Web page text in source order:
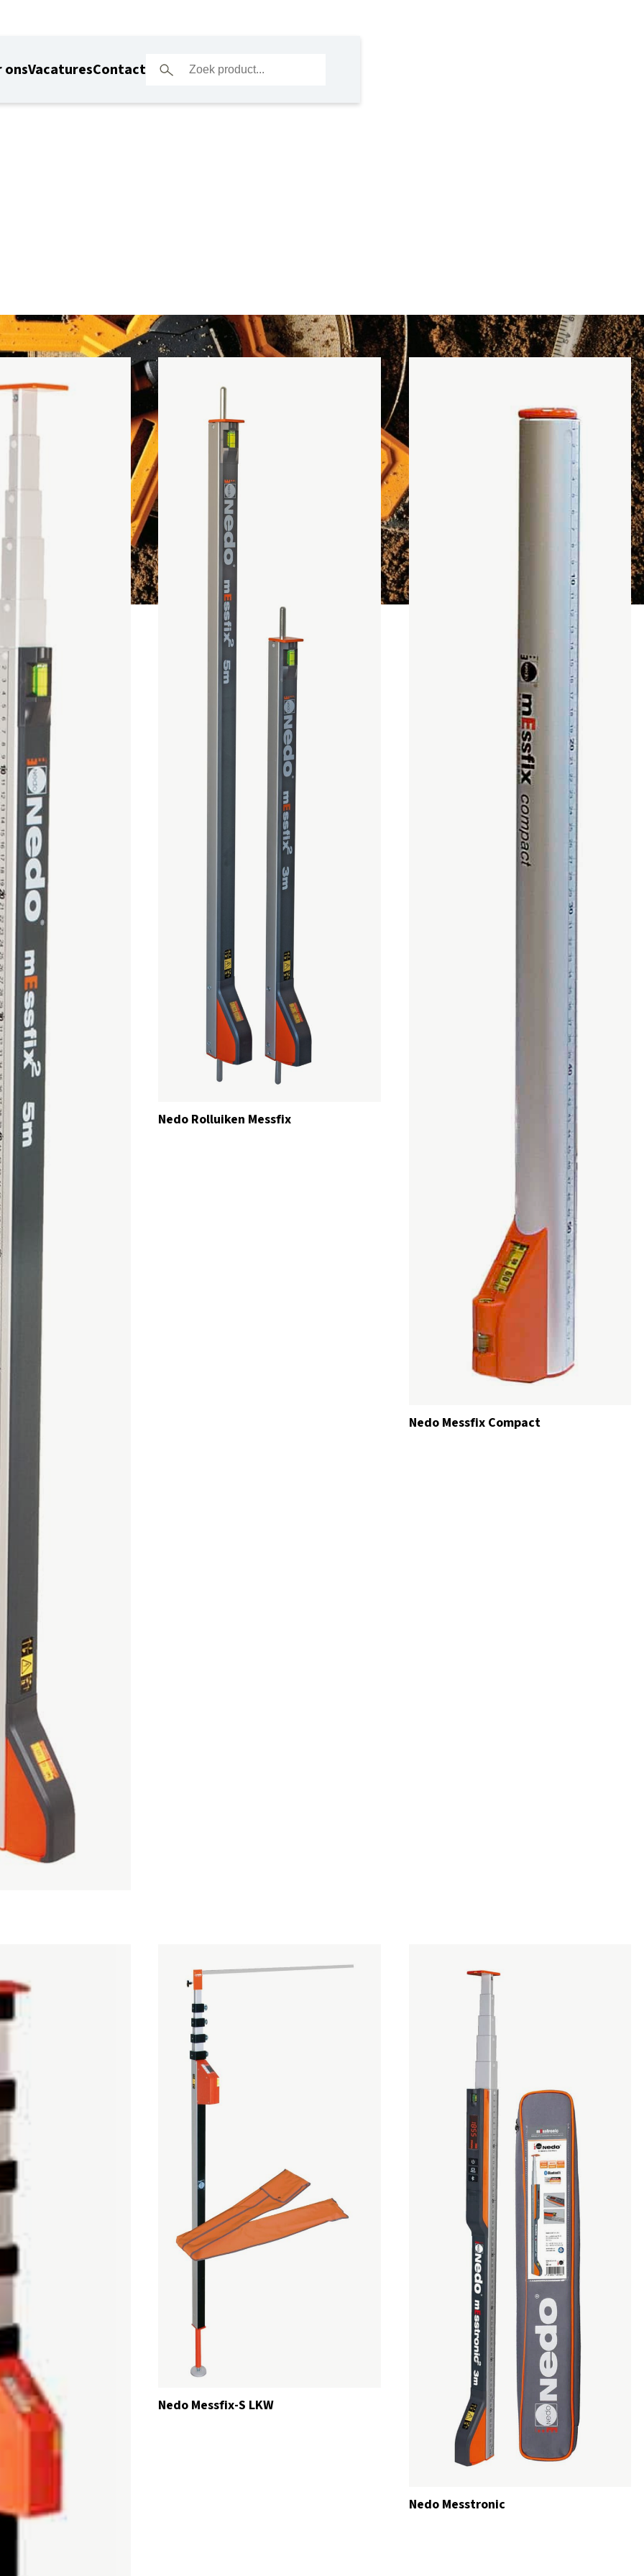
onsVacaturesContact
Nedo Rolluiken Messfix
Nedo Messfix Compact
Nedo Messfix-S LKW
Nedo Messtronic